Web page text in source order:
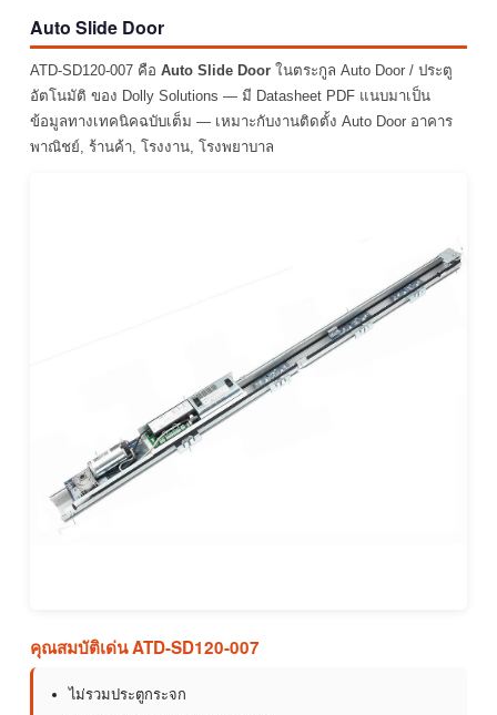
Auto Slide Door
ATD-SD120-007 คือ Auto Slide Door ในตระกูล Auto Door / ประตู
อัตโนมัติ ของ Dolly Solutions — มี Datasheet PDF แนบมาเป็น
ข้อมูลทางเทคนิคฉบับเต็ม — เหมาะกับงานติดตั้ง Auto Door อาคาร
พาณิชย์, ร้านค้า, โรงงาน, โรงพยาบาล
คุณสมบัติเด่น ATD-SD120-007
ไม่รวมประตูกระจก